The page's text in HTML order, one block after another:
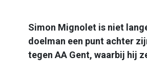
Simon Mignolet is niet
doelman een punt achter
tegen AA Gent, waarbij hij